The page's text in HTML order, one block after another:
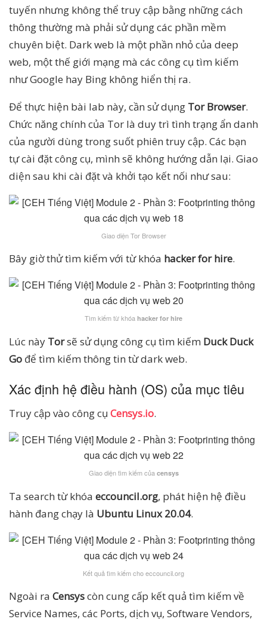
tuyến nhưng không thể truy cập bằng những cách
thông thường mà phải sử dụng các phần mềm
chuyên biệt. Dark web là một phần nhỏ của deep
web, một thế giới mạng mà các công cụ tìm kiếm
như Google hay Bing không hiển thị ra.
Để thực hiện bài lab này, cần sử dụng Tor Browser.
Chức năng chính của Tor là duy trì tình trạng ẩn danh
của người dùng trong suốt phiên truy cập. Các bạn
tự cài đặt công cụ, mình sẽ không hướng dẫn lại. Giao
diện sau khi cài đặt và khởi tạo kết nối như sau:
Giao diện Tor Browser
Bây giờ thử tìm kiếm với từ khóa hacker for hire.
Tìm kiếm từ khóa hacker for hire
Lúc này Torsẽ sử dụng công cụ tìm kiếm Duck Duck
Go để tìm kiếm thông tin từ dark web.
Xác định hệ điều hành (OS) của mục tiêu
Truy cập vào công cụ Censys.io.
Giao diện tìm kiếm của censys
Ta search từ khóa eccouncil.org, phát hiện hệ điều
hành đang chạy là Ubuntu Linux 20.04.
Kết quả tìm kiếm cho eccouncil.org
Ngoài ra Censyscòn cung cấp kết quả tìm kiếm về
Service Names, các Ports, dịch vụ, Software Vendors,